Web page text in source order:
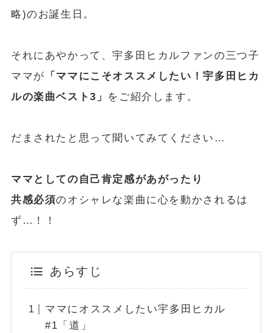
略)のお誕生日。
それにあやかって、宇多田ヒカルファンの三つ子
ママが 「ママにこそオススメしたい！宇多田ヒカ
ルの楽曲ベスト3」 をご紹介します。
だまされたと思って聞いてみてください…
ママとしての自己肯定感があがったり
共感必須のオシャレな楽曲に心を動かされるは
ず…！！
あらすじ
ママにオススメしたい宇多田ヒカル
#1「道」